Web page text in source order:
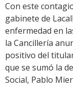
Con este
gabinete de
enfermedad en
la Cancillería
positivo del
que se sumó la
Social, Pablo